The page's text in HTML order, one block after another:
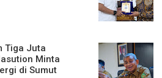
Tiga Juta
Minta
di Sumut